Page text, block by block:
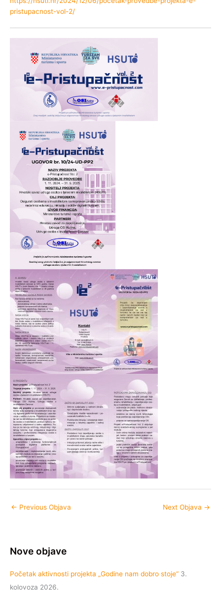
pristupacnost-vol-2/
← Previous Objava Next Objava →
Nove objave
Početak aktivnosti projekta „Godine nam dobro stoje“ 3.
kolovoza 2026.